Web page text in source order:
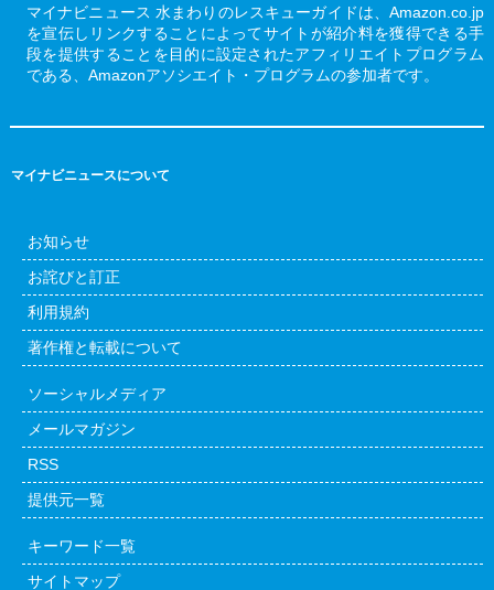
マイナビニュース 水まわりのレスキューガイドは、Amazon.co.jp
を宣伝しリンクすることによってサイトが紹介料を獲得できる手
段を提供することを目的に設定されたアフィリエイトプログラム
である、Amazonアソシエイト・プログラムの参加者です。
マイナビニュースについて
お知らせ
お詫びと訂正
利用規約
著作権と転載について
ソーシャルメディア
メールマガジン
RSS
提供元一覧
キーワード一覧
サイトマップ